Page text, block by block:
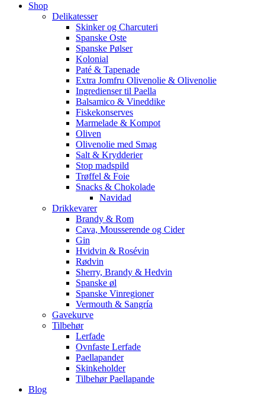
Shop
Delikatesser
Skinker og Charcuteri
Spanske Oste
Spanske Pølser
Kolonial
Paté & Tapenade
Extra Jomfru Olivenolie & Olivenolie
Ingredienser til Paella
Balsamico & Vineddike
Fiskekonserves
Marmelade & Kompot
Oliven
Olivenolie med Smag
Salt & Krydderier
Stop madspild
Trøffel & Foie
Snacks & Chokolade
Navidad
Drikkevarer
Brandy & Rom
Cava, Mousserende og Cider
Gin
Hvidvin & Rosévin
Rødvin
Sherry, Brandy & Hedvin
Spanske øl
Spanske Vinregioner
Vermouth & Sangría
Gavekurve
Tilbehør
Lerfade
Ovnfaste Lerfade
Paellapander
Skinkeholder
Tilbehør Paellapande
Blog